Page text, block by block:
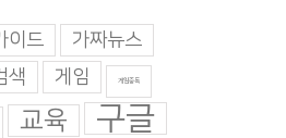
이드
가짜뉴스
색 게임 게임중독
교육 구글